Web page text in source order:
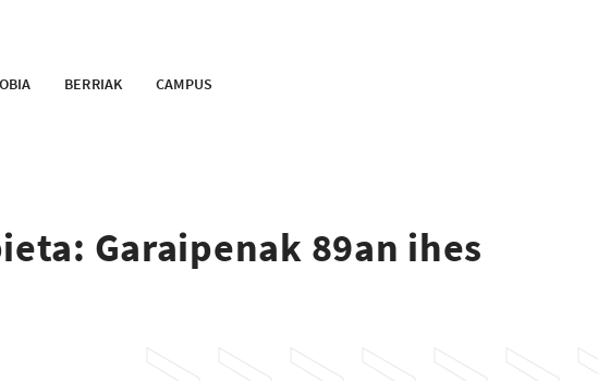
BERRIAK CAMPUS
Garaipenak 89an ihes